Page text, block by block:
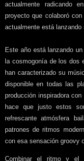
actualmente radicando
proyecto que colaboró
actualmente está lanzando
Este año está lanzando
la cosmogonía de los dos
han caracterizado su
disponible en todas las
producción inspiradora
hace que justo estos
refrescante atmósfera
patrones de ritmos
con esa sensación groovy
Combinar el ritmo y el